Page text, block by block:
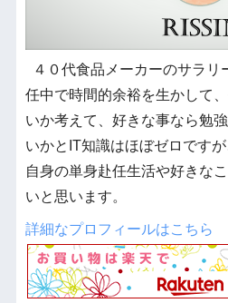
４０代食品メーカーのサラリ
任中で時間的余裕を生かして
いか考えて、好きな事なら勉
いかとIT知識はほぼゼロですが
自身の単身赴任生活や好きな
いと思います。
詳細なプロフィールはこちら